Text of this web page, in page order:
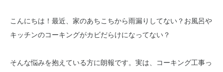
こんにちは！最近、家のあちこちから雨漏りしてない？お風呂や
キッチンのコーキングがカビだらけになってない？
そんな悩みを抱えている方に朗報です。実は、コーキング工事っ